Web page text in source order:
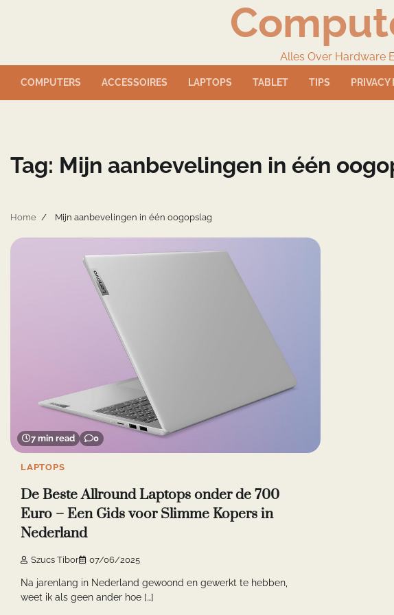
Alles Over Hardware
COMPUTERS ACCESSOIRES LAPTOPS TABLET TIPS
Tag: Mijn aanbevelingen in één
Home Mijn aanbevelingen in één oogopslag
7 min read 0
LAPTOPS
De Beste Allround Laptops onder de 700
Euro – Een Gids voor Slimme Kopers in
Nederland
Szucs Tibor 07/06/2025
Na jarenlang in Nederland gewoond en gewerkt te hebben,
weet ik als geen ander hoe […]